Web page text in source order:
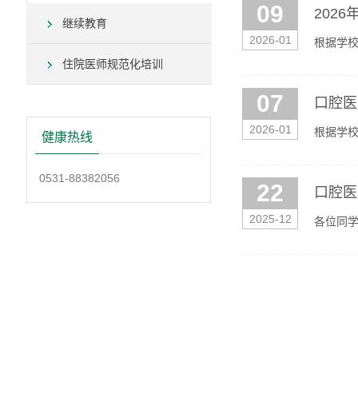
继续教育
住院医师规范化培训
健康热线
0531-88382056
09
2026-01
2026
根据学
07
2026-01
口腔
根据学
22
2025-12
口腔
各位同